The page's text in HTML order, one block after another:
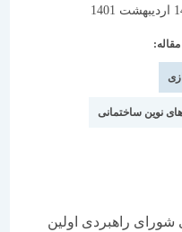
ساختمانی
راهبردی اولین